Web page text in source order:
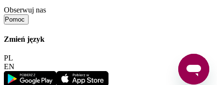
Obserwuj nas
Pomoc
Zmień język
PL
EN